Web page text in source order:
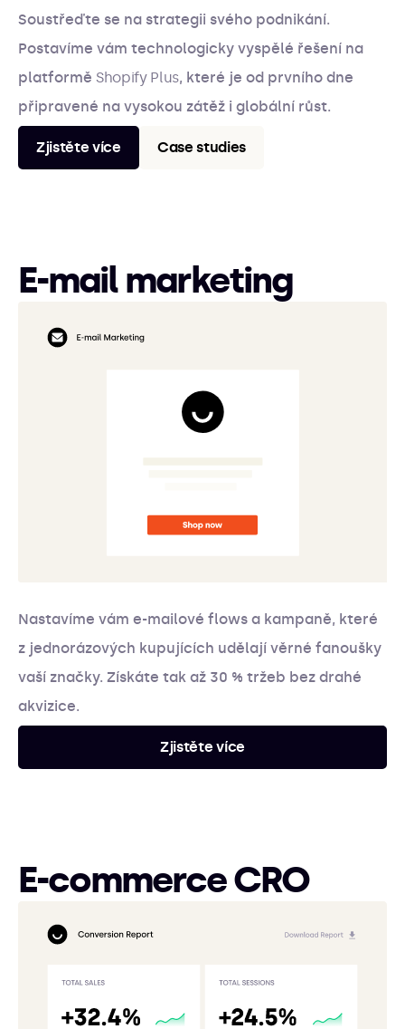
Soustřeďte se na strategii svého podnikání.
Postavíme vám technologicky vyspělé řešení na
platformě Shopify Plus, které je od prvního dne
připravené na vysokou zátěž i globální růst.
Zjistěte více Case studies
E-mail marketing
Nastavíme vám e-mailové flows a kampaně, které
z jednorázových kupujících udělají věrné fanoušky
vaší značky. Získáte tak až 30 % tržeb bez drahé
akvizice.
Zjistěte více
E-commerce CRO